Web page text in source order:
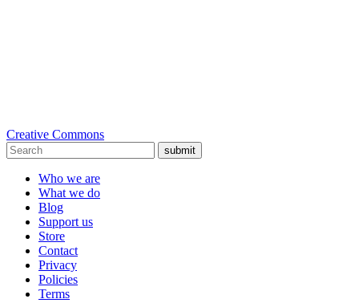
Creative Commons
submit
Who we are
What we do
Blog
Support us
Store
Contact
Privacy
Policies
Terms